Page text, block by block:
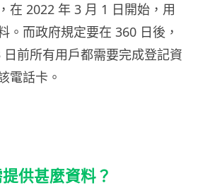
在 2022 年 3 月 1 日開始，用
。而政府規定要在 360 日後，
前所有用戶都需要完成登記資
電話卡。
供甚麼資料？